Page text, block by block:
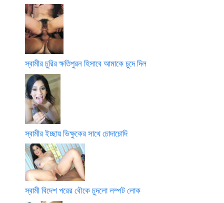
স্বামীর চুরির ক্ষতিপুরন হিসাবে আমাকে চুদে দিল
স্বামীর ইচ্ছায় ভিক্ষুকের সাথে চোদাচোদি
স্বামী বিদেশ পরের বৌকে চুদলো লম্পট লোক